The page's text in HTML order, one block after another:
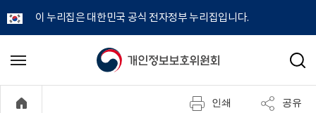
이 누리집은 대한민국 공식 전자정부 누리집입니다.
개
메
기
검
인쇄 공유